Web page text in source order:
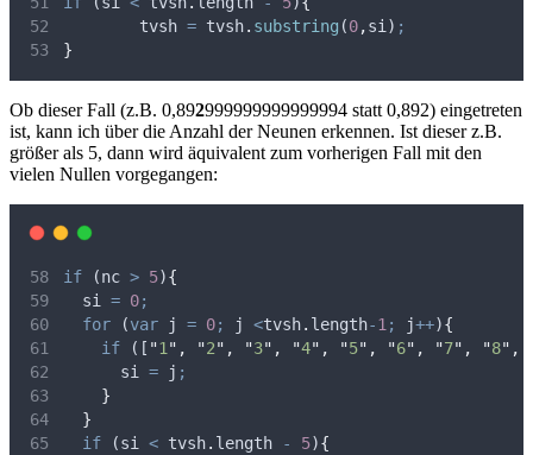
tvsh = tvsh. substring (0,si ) ;
}
Ob dieser Fall (z.B. 0,892999999999999994 statt 0,892) eingetreten
ist, kann ich über die Anzahl der Neunen erkennen. Ist dieser z.B.
größer als 5, dann wird äquivalent zum vorherigen Fall mit den
vielen Nullen vorgegangen:
if (nc > 5){
si
= 0;
for (var j = 0; j <tvsh. length-1 ; j++){
if ([ "1 " , "2" , "3" , "4" , "5" , "6" , "7" , "8" ,
si
= j ;
}
}
if (si < tvsh. length - 5){